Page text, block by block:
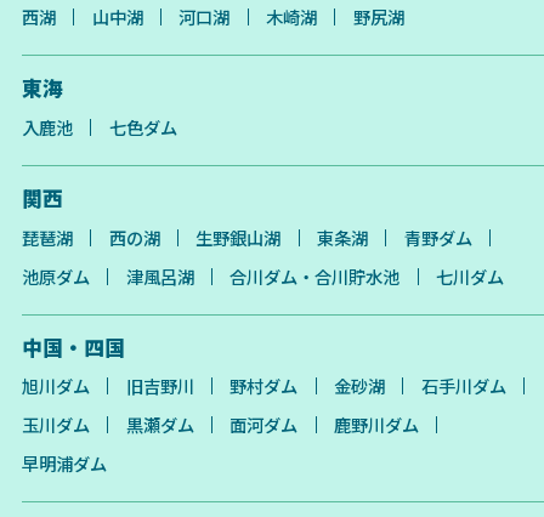
西湖 山中湖 河口湖 木崎湖 野尻湖
東海
入鹿池 七色ダム
関西
琵琶湖 西の湖 生野銀山湖 東条湖
青野ダム
池原ダム
津風呂湖 合川ダム・合川貯水池 七川ダム
中国・四国
旭川ダム 旧吉野川 野村ダム 金砂湖
石手川ダム
玉川ダム
黒瀬ダム 面河ダム
鹿野川ダム
早明浦ダム